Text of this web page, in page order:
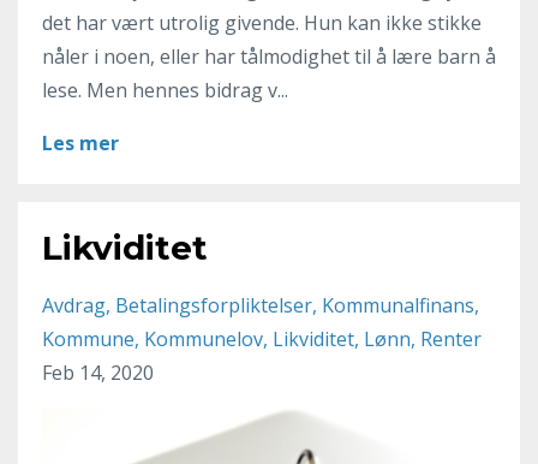
det har vært utrolig givende. Hun kan ikke stikke
nåler i noen, eller har tålmodighet til å lære barn å
lese. Men hennes bidrag v...
Les mer
Likviditet
Avdrag Betalingsforpliktelser Kommunalfinans
Kommune Kommunelov Likviditet Lønn Renter
Feb 14, 2020